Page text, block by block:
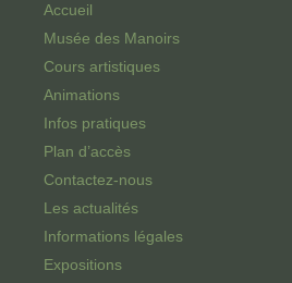
Accueil
Musée des Manoirs
Cours artistiques
Animations
Infos pratiques
Plan d’accès
Contactez-nous
Les actualités
Informations légales
Expositions